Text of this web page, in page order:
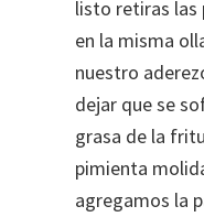
listo retiras las
en la misma
nuestro
dejar que se
grasa de la
pimienta
agregamos la